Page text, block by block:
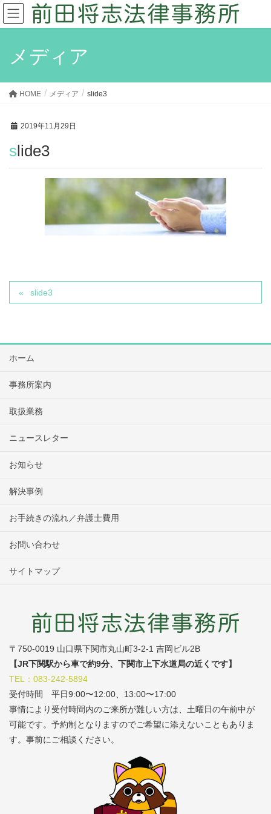
メディア
HOME メディア slide3
2019年11月29日
slide3
slide3
ホーム
事務所案内
取扱業務
ニュースレター
お知らせ
解決事例
お手続きの流れ／弁護士費用
お問い合わせ
サイトマップ
〒750-0019 山口県下関市丸山町3-2-1 吉岡ビル2B
【JR下関駅から車で約9分、下関市上下水道局の近くです】
TEL：083-242-5894
受付時間 平日9:00〜12:00、13:00〜17:00
事情により受付時間内のご来所が難しい方は、土曜日の午前中が
可能です。予約制となりますのでご希望に添えないこともありま
す。事前にご相談ください。